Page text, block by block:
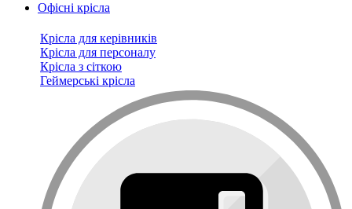
Офісні крісла
Крісла для керівників
Крісла для персоналу
Крісла з сіткою
Геймерські крісла